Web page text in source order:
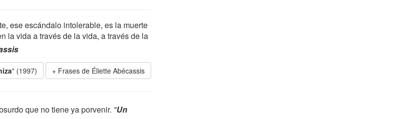
ese escándalo intolerable, es la muerte
la vida a través de la vida, a través de la
" (1997) Frases de Éliette Abécassis
que no tiene ya porvenir. "Un